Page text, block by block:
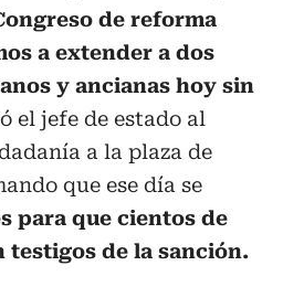
de reforma
a extender a dos
y ancianas hoy sin
el jefe de estado al
a la plaza de
que ese día se
para que cientos de
testigos de la sanción.